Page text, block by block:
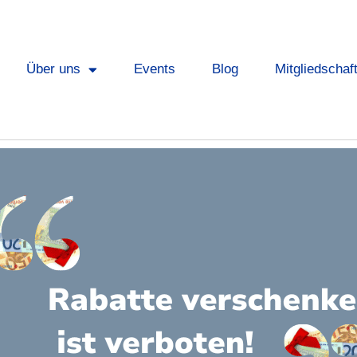
Über uns Events Blog Mitgliedschaft